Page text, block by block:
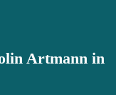
Artmann in